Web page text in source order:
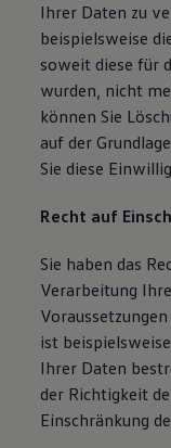
Ihrer Daten zu
beispielsweise
soweit diese für
wurden, nicht
können Sie
auf der
Sie diese
Recht auf
Sie haben das
Verarbeitung
ist
Ihrer Daten
der Richtigkeit
Einschränkung